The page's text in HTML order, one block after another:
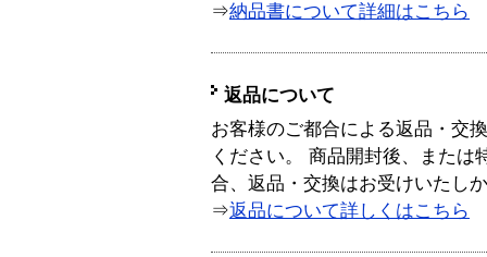
⇒納品書について詳細はこちら
返品について
お客様のご都合による返品・交
ください。 商品開封後、または
合、返品・交換はお受けいたし
⇒返品について詳しくはこちら